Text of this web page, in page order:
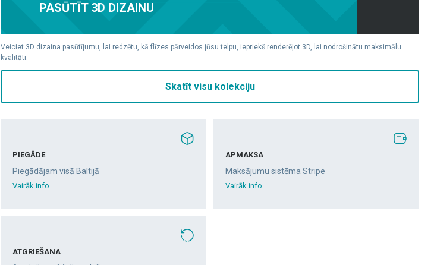
PASŪTĪT 3D DIZAINU
Veiciet 3D dizaina pasūtījumu, lai redzētu, kā flīzes pārveidos jūsu telpu, iepriekš renderējot 3D, lai nodrošinātu maksimālu
kvalitāti.
Skatīt visu kolekciju
PIEGĀDE
Piegādājam visā Baltijā
Vairāk info
APMAKSA
Maksājumu sistēma Stripe
Vairāk info
ATGRIEŠANA